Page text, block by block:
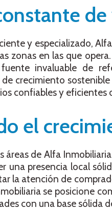
y especializado,
zonas en las que
invaluable de
crecimiento
confiables y eficientes
el
áreas de Alfa
una presencia local
la atención de
se posicione
con una base sólida